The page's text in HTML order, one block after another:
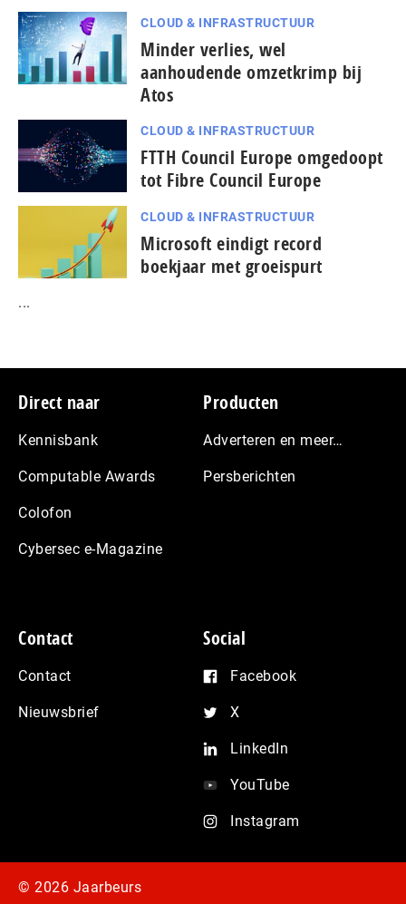
CLOUD & INFRASTRUCTUUR
Minder verlies, wel
aanhoudende omzetkrimp bij
Atos
CLOUD & INFRASTRUCTUUR
FTTH Council Europe omgedoopt
tot Fibre Council Europe
CLOUD & INFRASTRUCTUUR
Microsoft eindigt record
boekjaar met groeispurt
...
Footer
Direct naar
Kennisbank
Computable Awards
Colofon
Cybersec e-Magazine
Producten
Adverteren en meer…
Persberichten
Contact
Contact
Nieuwsbrief
Social
Facebook
X
LinkedIn
YouTube
Instagram
© 2026 Jaarbeurs